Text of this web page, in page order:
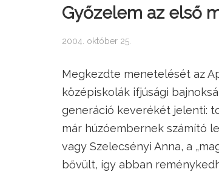
Győzelem az első
2004. október 25.
Megkezdte menetelését az
középiskolák ifjúsági
generáció keverékét jelenti:
már húzóembernek számító
vagy Szelecsényi Anna, a
bővült, így abban